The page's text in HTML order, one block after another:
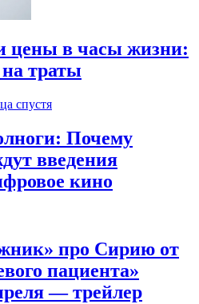
цены в часы жизни:
траты
спустя
Почему
введения
кино
про Сирию от
пациента»
— трейлер